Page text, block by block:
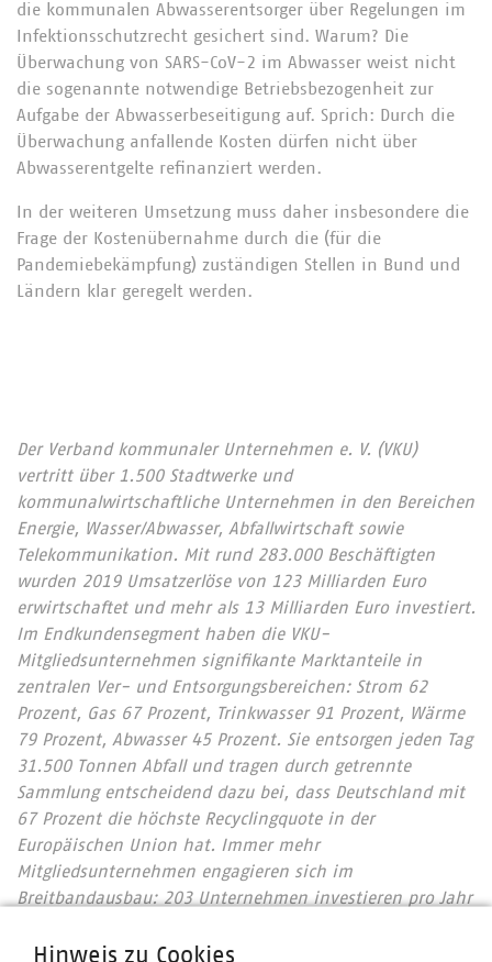
die kommunalen Abwasserentsorger über Regelungen im
Infektionsschutzrecht gesichert sind. Warum? Die
Überwachung von SARS-CoV-2 im Abwasser weist nicht
die sogenannte notwendige Betriebsbezogenheit zur
Aufgabe der Abwasserbeseitigung auf. Sprich: Durch die
Überwachung anfallende Kosten dürfen nicht über
Abwasserentgelte refinanziert werden.
In der weiteren Umsetzung muss daher insbesondere die
Frage der Kostenübernahme durch die (für die
Pandemiebekämpfung) zuständigen Stellen in Bund und
Ländern klar geregelt werden.
Der Verband kommunaler Unternehmen e. V. (VKU)
vertritt über 1.500 Stadtwerke und
kommunalwirtschaftliche Unternehmen in den Bereichen
Energie, Wasser/Abwasser, Abfallwirtschaft sowie
Telekommunikation. Mit rund 283.000 Beschäftigten
wurden 2019 Umsatzerlöse von 123 Milliarden Euro
erwirtschaftet und mehr als 13 Milliarden Euro investiert.
Im Endkundensegment haben die VKU-
Mitgliedsunternehmen signifikante Marktanteile in
zentralen Ver- und Entsorgungsbereichen: Strom 62
Prozent, Gas 67 Prozent, Trinkwasser 91 Prozent, Wärme
79 Prozent, Abwasser 45 Prozent. Sie entsorgen jeden Tag
31.500 Tonnen Abfall und tragen durch getrennte
Sammlung entscheidend dazu bei, dass Deutschland mit
67 Prozent die höchste Recyclingquote in der
Europäischen Union hat. Immer mehr
Mitgliedsunternehmen engagieren sich im
Breitbandausbau: 203 Unternehmen investieren pro Jahr
92 Prozent der Unternehmen auf Glasfaser bis
Hinweis zu Cookies